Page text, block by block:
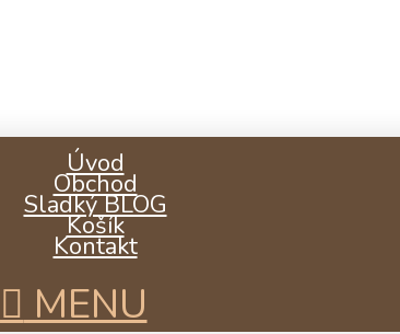
Úvod
Obchod
Sladký BLOG
Košík
Kontakt
MENU